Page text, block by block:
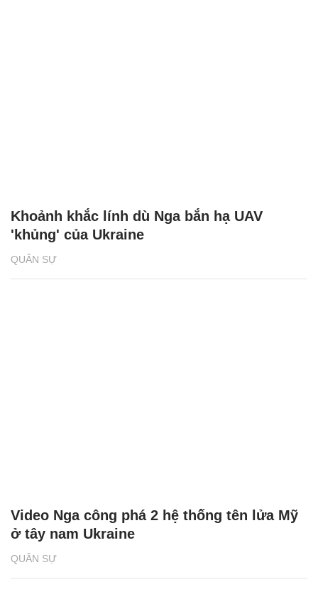
QUÂN SỰ
Khoảnh khắc lính dù Nga bắn hạ UAV
'khủng' của Ukraine
QUÂN SỰ
Video Nga công phá 2 hệ thống tên lửa Mỹ
ở tây nam Ukraine